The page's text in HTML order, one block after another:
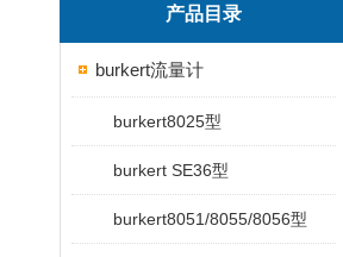
产品目录
burkert流量计
burkert8025型
burkert SE36型
burkert8051/8055/8056型